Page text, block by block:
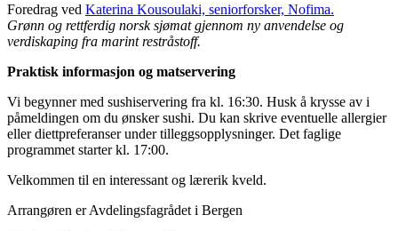
Foredrag ved Katerina Kousoulaki, seniorforsker, Nofima.
Grønn og rettferdig norsk sjømat gjennom ny anvendelse og
verdiskaping fra marint restråstoff.
Praktisk informasjon og matservering
Vi begynner med sushiservering fra kl. 16:30. Husk å krysse av i
påmeldingen om du ønsker sushi. Du kan skrive eventuelle allergier
eller diettpreferanser under tilleggsopplysninger. Det faglige
programmet starter kl. 17:00.
Velkommen til en interessant og lærerik kveld.
Arrangøren er Avdelingsfagrådet i Bergen